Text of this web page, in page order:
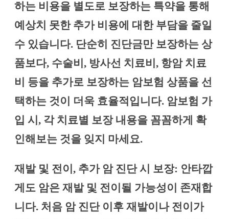
하는 비용을 별도로 보장하는 특약을 통해
예상치 못한 추가 비용에 대한 부담을 줄일
수 있습니다. 단순히 진단금만 보장하는 상
품보다, 수술비, 방사선 치료비, 항암 치료
비 등을 추가로 보장하는 암보험 상품을 선
택하는 것이 더욱 효율적입니다. 암보험 가
입 시, 각 치료별 보장 내용을 꼼꼼하게 확
인해보는 것을 잊지 마세요.
재발 및 전이, 추가 암 진단 시 보장: 안타깝
게도 암은 재발 및 전이될 가능성이 존재합
니다. 처음 암 진단 이후 재발이나 전이가